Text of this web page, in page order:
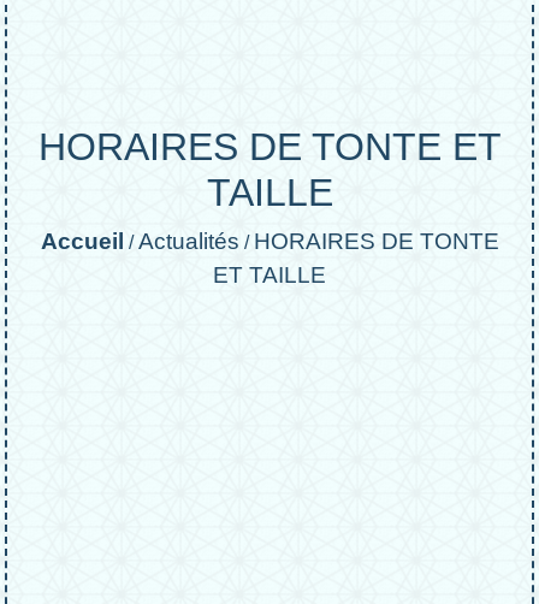
HORAIRES DE TONTE ET
TAILLE
Accueil /Actualités / HORAIRES DE TONTE
ET TAILLE